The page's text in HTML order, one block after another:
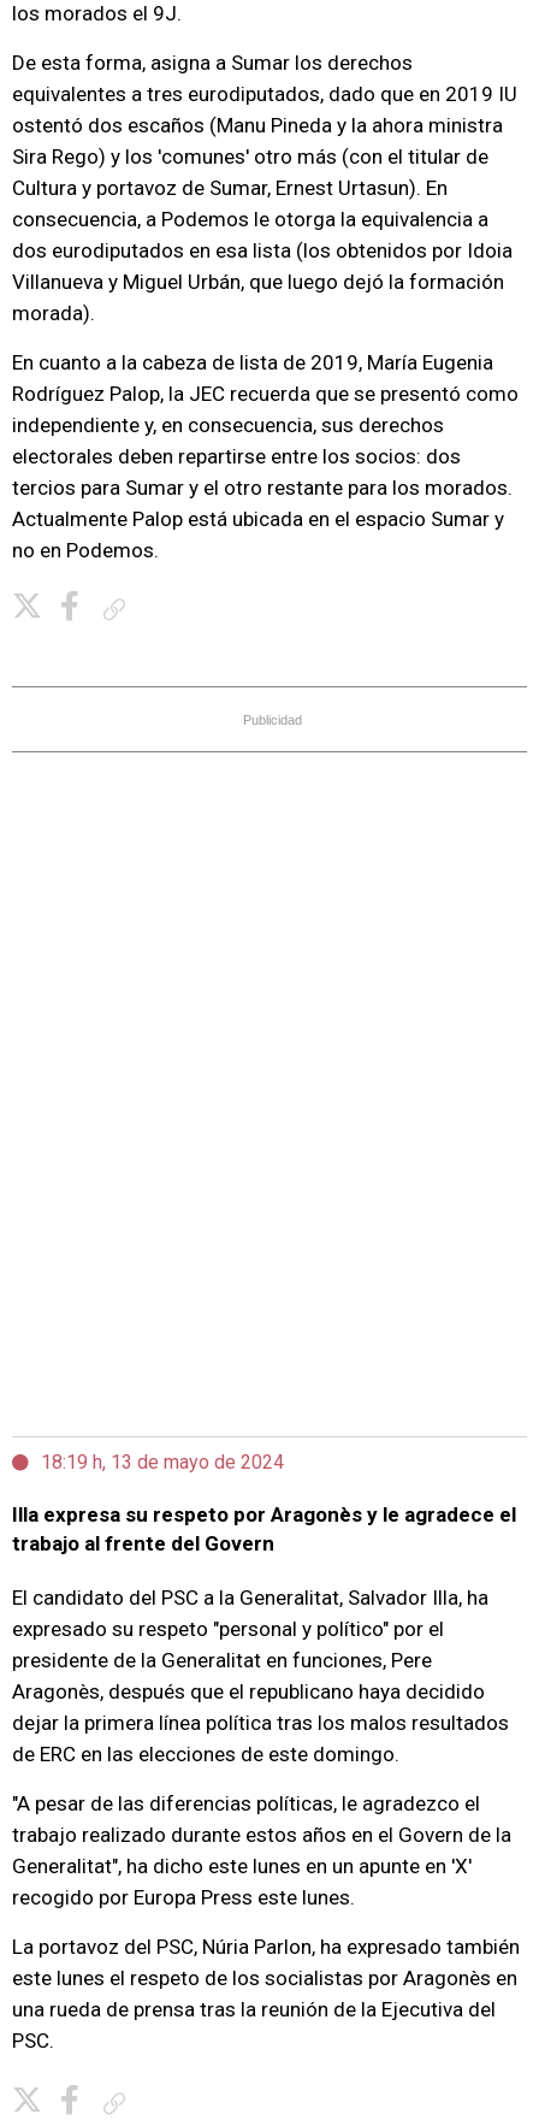
los morados el 9J.
De esta forma, asigna a Sumar los derechos
equivalentes a tres eurodiputados, dado que en 2019 IU
ostentó dos escaños (Manu Pineda y la ahora ministra
Sira Rego) y los 'comunes' otro más (con el titular de
Cultura y portavoz de Sumar, Ernest Urtasun). En
consecuencia, a Podemos le otorga la equivalencia a
dos eurodiputados en esa lista (los obtenidos por Idoia
Villanueva y Miguel Urbán, que luego dejó la formación
morada).
En cuanto a la cabeza de lista de 2019, María Eugenia
Rodríguez Palop, la JEC recuerda que se presentó como
independiente y, en consecuencia, sus derechos
electorales deben repartirse entre los socios: dos
tercios para Sumar y el otro restante para los morados.
Actualmente Palop está ubicada en el espacio Sumar y
no en Podemos.
Publicidad
18:19 h, 13 de mayo de 2024
Illa expresa su respeto por Aragonès y le agradece el
trabajo al frente del Govern
El candidato del PSC a la Generalitat, Salvador Illa, ha
expresado su respeto "personal y político" por el
presidente de la Generalitat en funciones, Pere
Aragonès, después que el republicano haya decidido
dejar la primera línea política tras los malos resultados
de ERC en las elecciones de este domingo.
"A pesar de las diferencias políticas, le agradezco el
trabajo realizado durante estos años en el Govern de la
Generalitat", ha dicho este lunes en un apunte en 'X'
recogido por Europa Press este lunes.
La portavoz del PSC, Núria Parlon, ha expresado también
este lunes el respeto de los socialistas por Aragonès en
una rueda de prensa tras la reunión de la Ejecutiva del
PSC.